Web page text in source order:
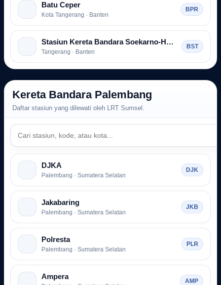
Batu Ceper
Kota Tangerang · Banten
BPR
Stasiun Kereta Bandara Soekarno-Hatta
Tangerang · Banten
BST
Kereta Bandara Palembang
Daftar stasiun yang dilewati oleh LRT Sumsel.
DJKA
Palembang · Sumatera Selatan
DJK
Jakabaring
Palembang · Sumatera Selatan
JKB
Polresta
Palembang · Sumatera Selatan
PLR
Ampera
AMP